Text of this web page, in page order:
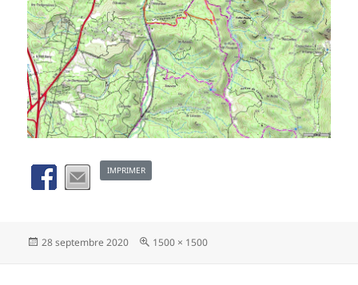
IMPRIMER
Publié
le
28 septembre 2020
Taille
1500 × 1500